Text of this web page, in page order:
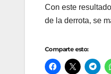
Con este
de la derrota, se
Comparte esto: